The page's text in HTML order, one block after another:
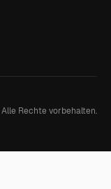
Alle Rechte vorbehalten.